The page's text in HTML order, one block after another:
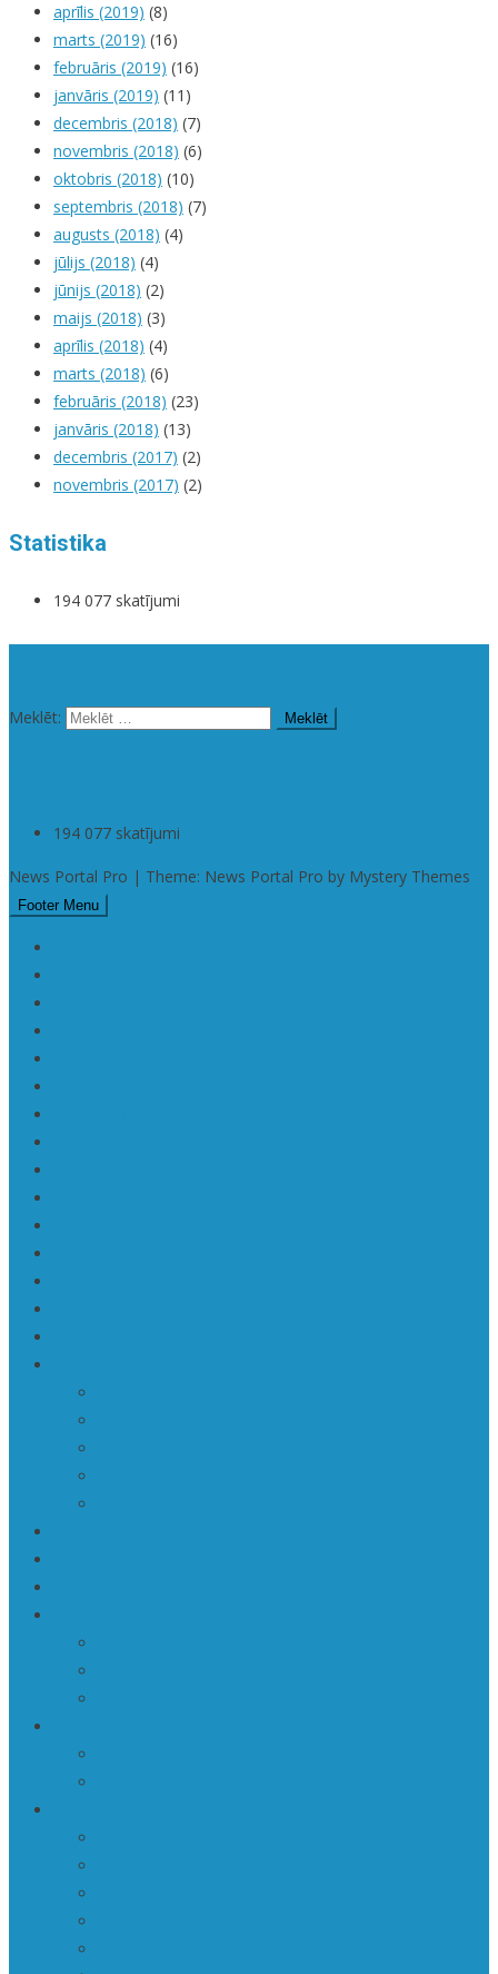
aprīlis (2019) (8)
marts (2019) (16)
februāris (2019) (16)
janvāris (2019) (11)
decembris (2018) (7)
novembris (2018) (6)
oktobris (2018) (10)
septembris (2018) (7)
augusts (2018) (4)
jūlijs (2018) (4)
jūnijs (2018) (2)
maijs (2018) (3)
aprīlis (2018) (4)
marts (2018) (6)
februāris (2018) (23)
janvāris (2018) (13)
decembris (2017) (2)
novembris (2017) (2)
Statistika
194 077 skatījumi
Meklēt:
194 077 skatījumi
News Portal Pro | Theme: News Portal Pro by Mystery Themes
Footer Menu